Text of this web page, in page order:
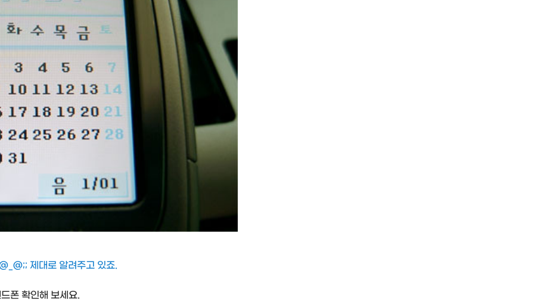
제대로 알려주고 있죠.
폰 확인해 보세요.